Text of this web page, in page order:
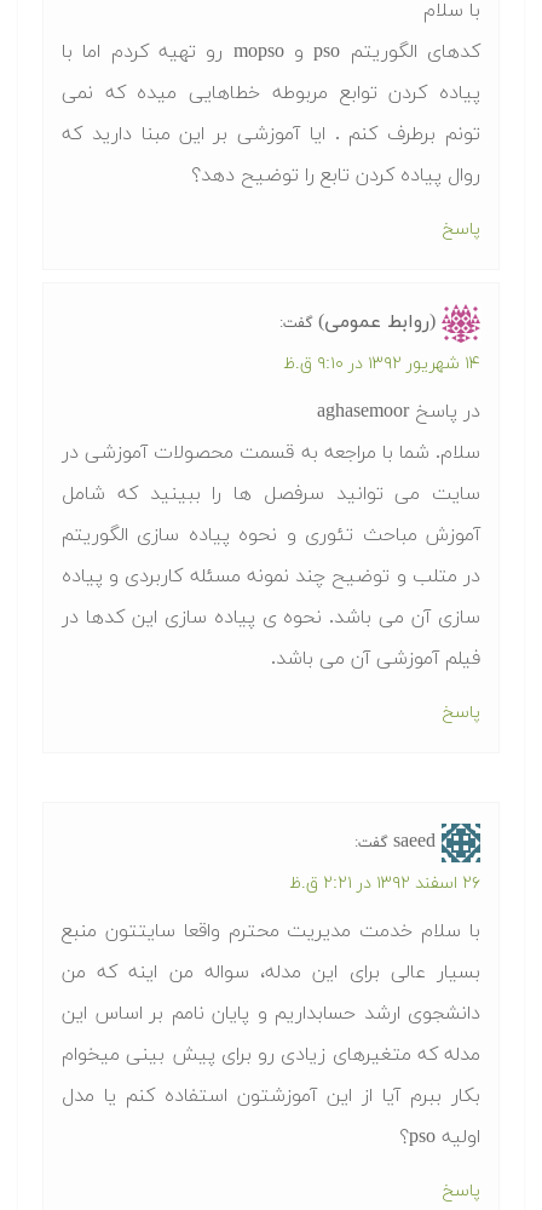
با سلام
کدهای الگوریتم pso و mopso رو تهیه کردم اما با
پیاده کردن توابع مربوطه خطاهایی میده که نمی
تونم برطرف کنم . ایا آموزشی بر این مبنا دارید که
روال پیاده کردن تابع را توضیح دهد؟
پاسخ
(روابط عمومی) گفت:
۱۴ شهریور ۱۳۹۲ در ۹:۱۰ ق.ظ
در پاسخ aghasemoor
سلام. شما با مراجعه به قسمت محصولات آموزشی در
سایت می توانید سرفصل ها را ببینید که شامل
آموزش مباحث تئوری و نحوه پیاده سازی الگوریتم
در متلب و توضیح چند نمونه مسئله کاربردی و پیاده
سازی آن می باشد. نحوه ی پیاده سازی این کدها در
فیلم آموزشی آن می باشد.
پاسخ
saeed گفت:
۲۶ اسفند ۱۳۹۲ در ۲:۲۱ ق.ظ
با سلام خدمت مدیریت محترم واقعا سایتتون منبع
بسیار عالی برای این مدله، سواله من اینه که من
دانشجوی ارشد حسابداریم و پایان نامم بر اساس این
مدله که متغیرهای زیادی رو برای پیش بینی میخوام
بکار ببرم آیا از این آموزشتون استفاده کنم یا مدل
اولیه pso؟
پاسخ